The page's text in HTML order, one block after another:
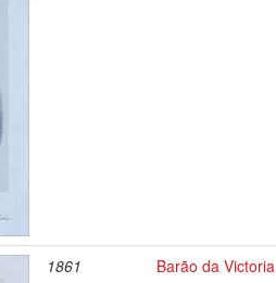
1861 Barão da Victoria